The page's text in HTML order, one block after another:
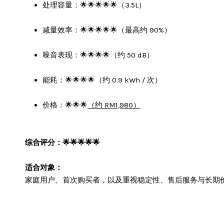
处理容量：🌟🌟🌟🌟🌟（3.5L）
减量效率：🌟🌟🌟🌟🌟（最高约 90%）
噪音表现：🌟🌟🌟🌟（约 50 dB）
能耗：🌟🌟🌟🌟（约 0.9 kWh / 次）
价格：🌟🌟🌟 （约 RM1,980）
综合评分：🌟🌟🌟🌟🌟
适合对象：
家庭用户、首次购买者，以及重视稳定性、售后服务与长期